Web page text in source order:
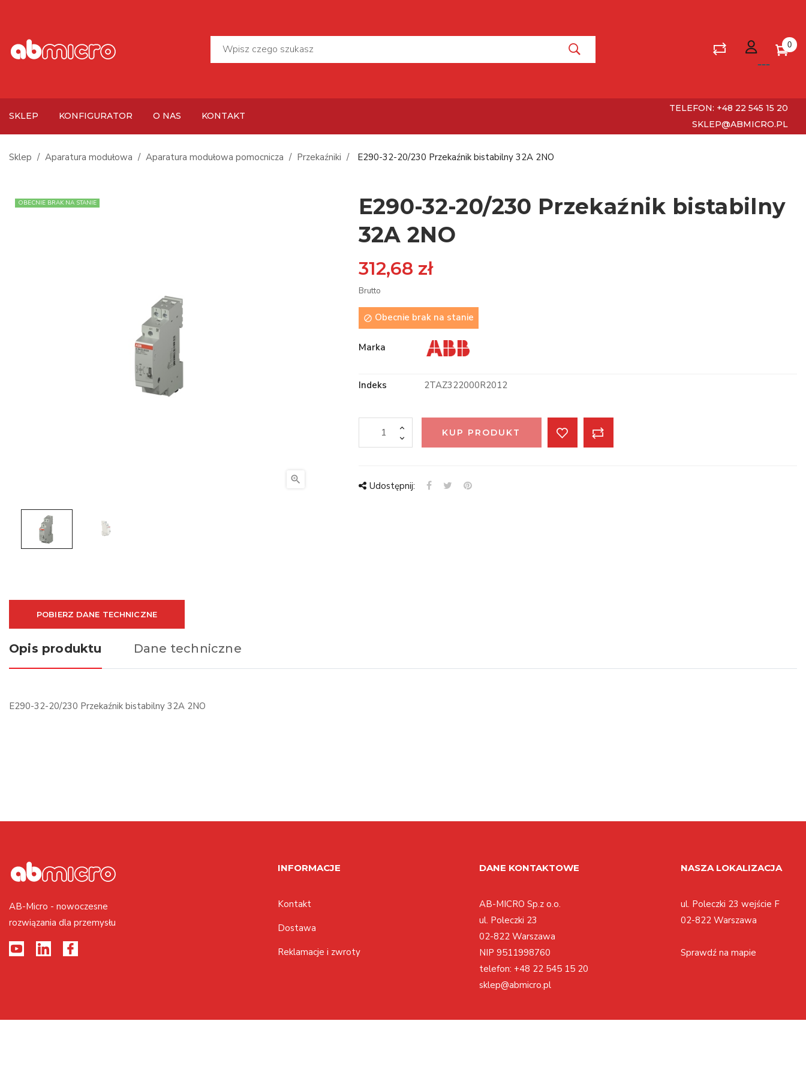
0
SKLEP KONFIGURATOR O NAS KONTAKT
TELEFON: +48 22 545 15 20
SKLEP@ABMICRO.PL
Sklep Aparatura modułowa Aparatura modułowa pomocnicza Przekaźniki E290-32-20/230 Przekaźnik bistabilny 32A 2NO
OBECNIE BRAK NA STANIE

E290-32-20/230 Przekaźnik bistabilny
32A 2NO
312,68 zł
Brutto
 Obecnie brak na stanie
Marka
Indeks 2TAZ322000R2012
KUP PRODUKT
Udostępnij:
POBIERZ DANE TECHNICZNE
Opis produktu Dane techniczne
E290-32-20/230 Przekaźnik bistabilny 32A 2NO
AB-Micro - nowoczesne
rozwiązania dla przemysłu
INFORMACJE
Kontakt
Dostawa
Reklamacje i zwroty
DANE KONTAKTOWE
AB-MICRO Sp.z o.o.
ul. Poleczki 23
02-822 Warszawa
NIP 9511998760
telefon: +48 22 545 15 20
sklep@abmicro.pl
NASZA LOKALIZACJA
ul. Poleczki 23 wejście F
02-822 Warszawa
Sprawdź na mapie